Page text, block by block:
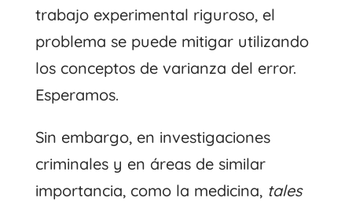
trabajo experimental riguroso, el
problema se puede mitigar utilizando
los conceptos de varianza del error.
Esperamos.
Sin embargo, en investigaciones
criminales y en áreas de similar
importancia, como la medicina, tales